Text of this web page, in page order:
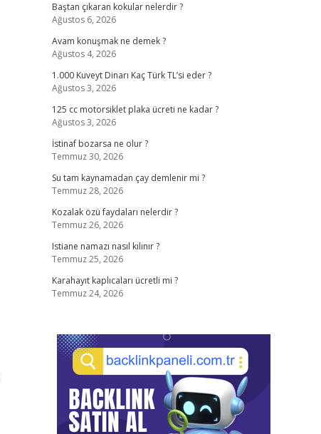
Baştan çıkaran kokular nelerdir ?
Ağustos 6, 2026
Avam konuşmak ne demek ?
Ağustos 4, 2026
1.000 Kuveyt Dinarı Kaç Türk TL’si eder ?
Ağustos 3, 2026
125 cc motorsiklet plaka ücreti ne kadar ?
Ağustos 3, 2026
İstinaf bozarsa ne olur ?
Temmuz 30, 2026
Su tam kaynamadan çay demlenir mi ?
Temmuz 28, 2026
Kozalak özü faydaları nelerdir ?
Temmuz 26, 2026
Istiane namazı nasıl kılınır ?
Temmuz 25, 2026
Karahayıt kaplıcaları ücretli mi ?
Temmuz 24, 2026